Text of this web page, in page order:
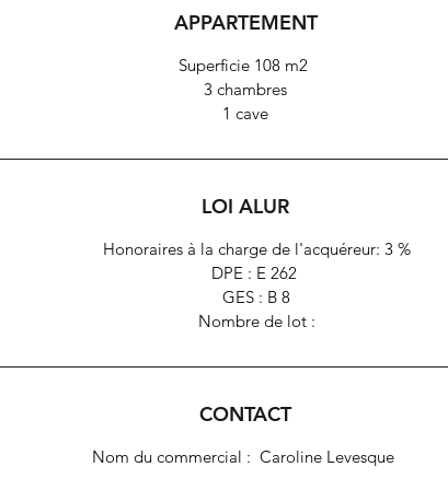
mesure et son petit cabinet de toilette dans lequel on
se trouve la salle de bains.
Toilettes indépendantes avec lave-mains.
APPARTEMENT
Superficie 108 m2
3 chambres
1 cave
LOI ALUR
Honoraires à la charge de l'acquéreur: 3 %
DPE : E 262
GES : B 8
Nombre de lot :
CONTACT
Nom du commercial : Caroline Levesque